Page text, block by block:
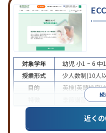
続
対象学年 幼児 小1 ~ 6 中
授業形式
少人数制(10人
目的
英検(英語検定)
季節講習のみ
近く